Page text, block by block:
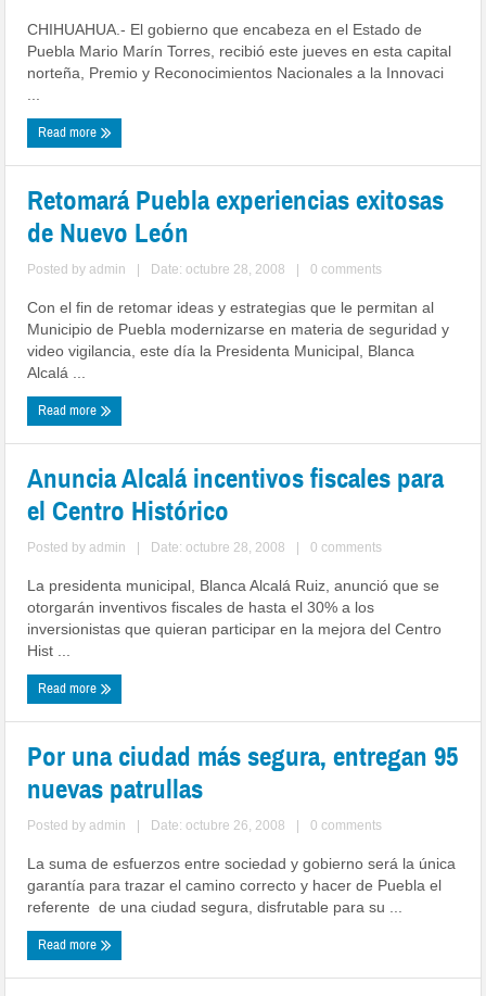
CHIHUAHUA.- El gobierno que encabeza en el Estado de
Puebla Mario Marín Torres, recibió este jueves en esta capital
norteña, Premio y Reconocimientos Nacionales a la Innovaci
Read more
Retomará Puebla experiencias exitosas
de Nuevo León
Posted byadmin Date: octubre 28, 2008 0 comments
Con el fin de retomar ideas y estrategias que le permitan al
Municipio de Puebla modernizarse en materia de seguridad y
video vigilancia, este día la Presidenta Municipal, Blanca
Alcalá ...
Read more
Anuncia Alcalá incentivos fiscales para
el Centro Histórico
Posted byadmin Date: octubre 28, 2008 0 comments
La presidenta municipal, Blanca Alcalá Ruiz, anunció que se
otorgarán inventivos fiscales de hasta el 30% a los
inversionistas que quieran participar en la mejora del Centro
Hist ...
Read more
Por una ciudad más segura, entregan 95
nuevas patrullas
Posted byadmin Date: octubre 26, 2008 0 comments
La suma de esfuerzos entre sociedad y gobierno será la única
garantía para trazar el camino correcto y hacer de Puebla el
referente de una ciudad segura, disfrutable para su ...
Read more